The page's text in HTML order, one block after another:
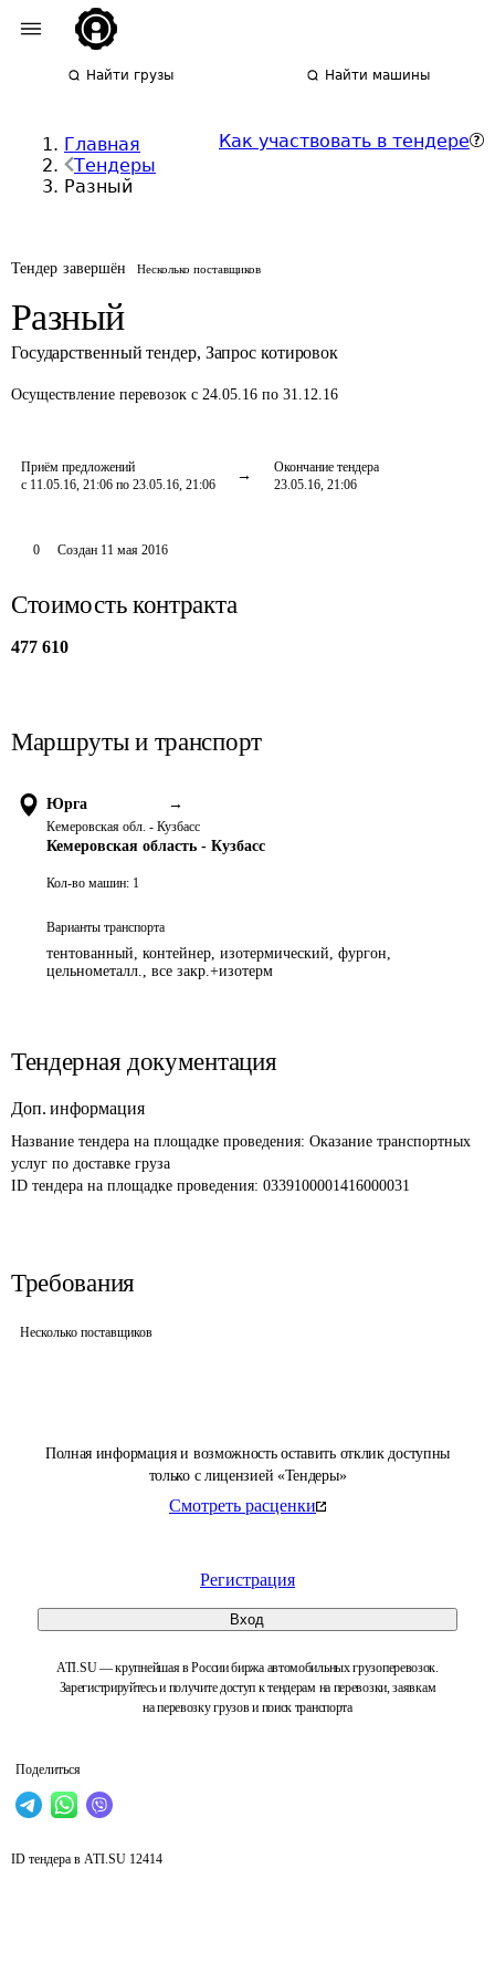
Найти грузы Найти машины
Главная
Тендеры
Разный
Как участвовать в тендере
Тендер завершён Несколько поставщиков
Разный
Государственный тендер, Запрос котировок
Осуществление перевозок с 24.05.16 по 31.12.16
Приём предложений
с 11.05.16, 21:06 по 23.05.16, 21:06
Окончание тендера
23.05.16, 21:06
Полная информация и возможность оставить отклик доступны
только с лицензией «Тендеры»
Смотреть расценки
Регистрация
Вход
ATI.SU — крупнейшая в России биржа автомобильных грузоперевозок.
Зарегистрируйтесь и получите доступ к тендерам на перевозки, заявкам
на перевозку грузов и поиск транспорта
Поделиться
0 Создан 11 мая 2016
Стоимость контракта
477 610
Маршруты и транспорт
Юрга →
Кемеровская обл. - Кузбасс
Кемеровская область - Кузбасс
Кол-во машин: 1
Варианты транспорта
тентованный, контейнер, изотермический, фургон,
цельнометалл., все закр.+изотерм
Тендерная документация
Доп. информация
Название тендера на площадке проведения: Оказание транспортных
услуг по доставке груза
ID тендера на площадке проведения: 0339100001416000031
Требования
Несколько поставщиков
ID тендера в ATI.SU 12414